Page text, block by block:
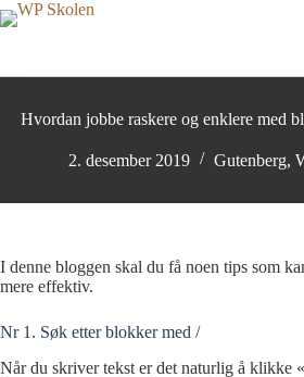
Hopp
til
Hvordan jobbe raskere og enklere med
2. desember 2019 Gutenberg,
I denne bloggen skal du få noen tips som
mere effektiv.
Nr 1. Søk etter blokker med /
Når du skriver tekst er det naturlig å klikke